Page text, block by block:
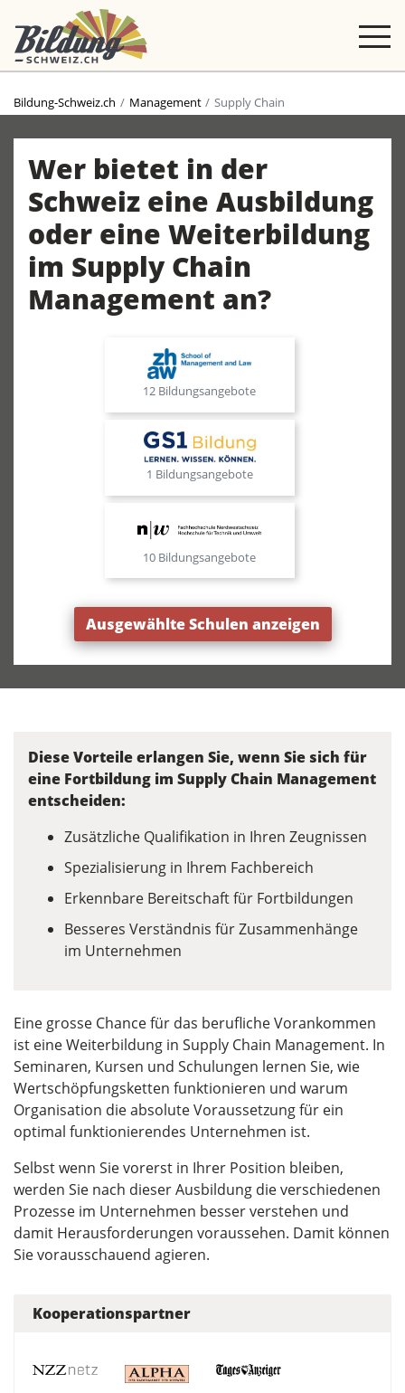
Bildung-Schweiz.ch Management Supply Chain
Wer bietet in der
Schweiz eine Ausbildung
oder eine Weiterbildung
im Supply Chain
Management an?
12 Bildungsangebote
1 Bildungsangebote
10 Bildungsangebote
Ausgewählte Schulen anzeigen
Diese Vorteile erlangen Sie, wenn Sie sich für
eine Fortbildung im Supply Chain Management
entscheiden:
Zusätzliche Qualifikation in Ihren Zeugnissen
Spezialisierung in Ihrem Fachbereich
Erkennbare Bereitschaft für Fortbildungen
Besseres Verständnis für Zusammenhänge
im Unternehmen
Eine grosse Chance für das berufliche Vorankommen
ist eine Weiterbildung in Supply Chain Management. In
Seminaren, Kursen und Schulungen lernen Sie, wie
Wertschöpfungsketten funktionieren und warum
Organisation die absolute Voraussetzung für ein
optimal funktionierendes Unternehmen ist.
Selbst wenn Sie vorerst in Ihrer Position bleiben,
werden Sie nach dieser Ausbildung die verschiedenen
Prozesse im Unternehmen besser verstehen und
damit Herausforderungen voraussehen. Damit können
Sie vorausschauend agieren.
Kooperationspartner